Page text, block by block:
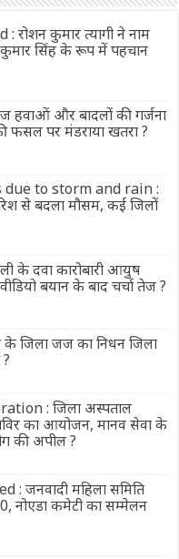
कुमार त्यागी ने नाम
सिंह के रूप में पहचान
हवाओं और बादलों की गर्जना
फसल पर मंडराया खतरा ?
due to storm and rain :
से बदला मौसम, कई जिलों
के दवा कारोबारी आयुष
बयान के बाद चर्चा तेज ?
जिला जज का निधन जिला
: जिला अस्पताल
का आयोजन, मानव सेवा के
की अपील ?
जनवादी महिला समिति
नोएडा कमेटी का सम्मेलन